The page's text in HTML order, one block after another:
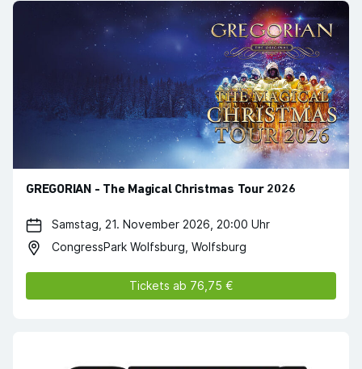
GREGORIAN - The Magical Christmas Tour 2026
Samstag, 21. November 2026, 20:00 Uhr
CongressPark Wolfsburg, Wolfsburg
Tickets ab 76,75 €